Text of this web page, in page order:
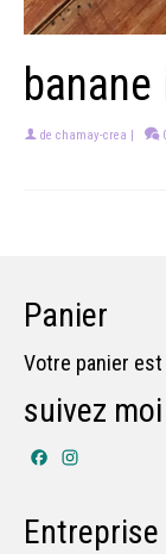
de chamay-crea |
Panier
Votre panier est
suivez
Facebook
Entreprise